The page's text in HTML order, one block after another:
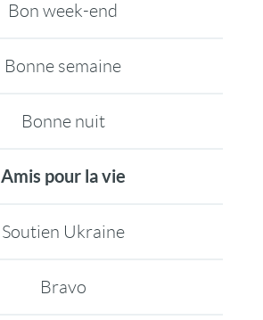
Bon week-end
Bonne semaine
Bonne nuit
Amis pour la vie
Soutien Ukraine
Bravo